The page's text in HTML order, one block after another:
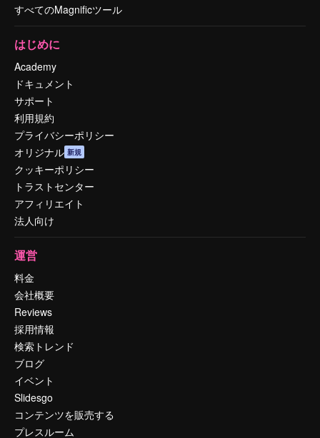
すべてのMagnificツール
はじめに
Academy
ドキュメント
サポート
利用規約
プライバシーポリシー
オリジナル 新規
クッキーポリシー
トラストセンター
アフィリエイト
法人向け
運営
料金
会社概要
Reviews
採用情報
検索トレンド
ブログ
イベント
Slidesgo
コンテンツを販売する
プレスルーム